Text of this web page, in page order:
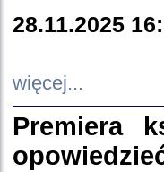
28.11.2025
więcej...
Premiera